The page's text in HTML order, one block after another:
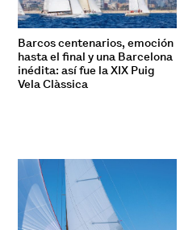
Barcos centenarios, emoción
hasta el final y una Barcelona
inédita: así fue la XIX Puig
Vela Clàssica